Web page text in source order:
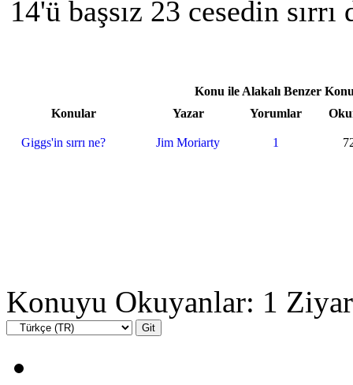
14'ü başsız 23 cesedin
Konu ile Alakalı Benzer
Konular
Yazar Yorumlar
Giggs'in sırrı ne? Jim Moriarty 1
Konuyu Okuyanlar: 1